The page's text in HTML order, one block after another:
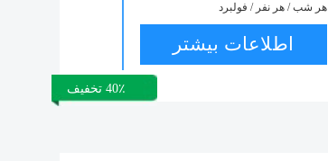
هر شب / هر نفر / فولبرد
اطلاعات بیشتر
40٪ تخفیف